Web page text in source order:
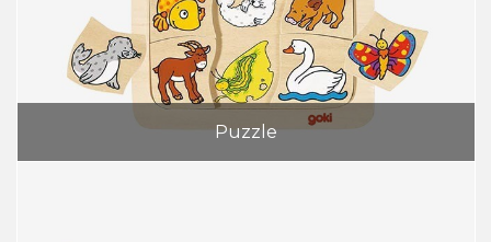
Puzzle